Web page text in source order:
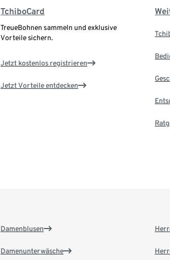
TchiboCard
TreueBohnen sammeln und exklusive
Vorteile sichern.
Jetzt kostenlos registrieren
Jetzt Vorteile entdecken
Damenblusen
Damenunterwäsche